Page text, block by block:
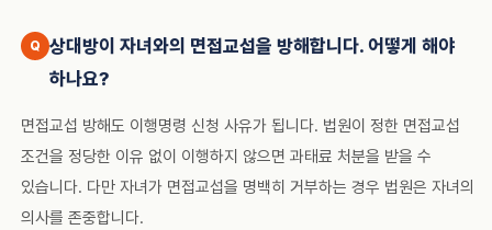
상대방이 자녀와의 면접교섭을 방해합니다. 어떻게 해야
하나요?
면접교섭 방해도 이행명령 신청 사유가 됩니다. 법원이 정한 면접교섭
조건을 정당한 이유 없이 이행하지 않으면 과태료 처분을 받을 수
있습니다. 다만 자녀가 면접교섭을 명백히 거부하는 경우 법원은 자녀의
의사를 존중합니다.